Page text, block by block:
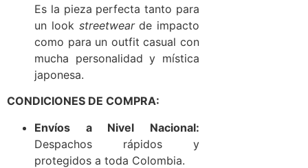
Es la pieza perfecta tanto para
un look streetwearde impacto
como para un outfit casual con
mucha personalidad y mística
japonesa.
CONDICIONES DE COMPRA:
Envíos a Nivel Nacional:
Despachos rápidos y
protegidos a toda Colombia.